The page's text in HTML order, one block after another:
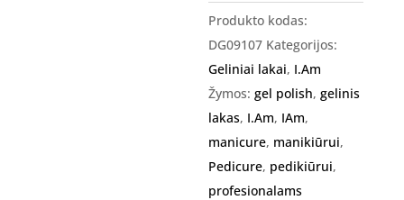
Gel
Polish
-
gelinis
lakas
Frosted
Emerald
#207
Produkto kodas:
DG09107 Kategorijos:
Geliniai lakai, I.Am
Žymos:gel polish,gelinis
lakas, I.Am, IAm,
manicure, manikiūrui,
Pedicure, pedikiūrui,
profesionalams